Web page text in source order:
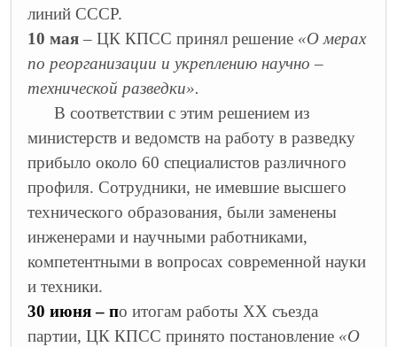
линий СССР.
10 мая – ЦК КПСС принял решение «О мерах
по реорганизации и укреплению научно –
технической разведки».
В соответствии с этим решением из
министерств и ведомств на работу в разведку
прибыло около 60 специалистов различного
профиля. Сотрудники, не имевшие высшего
технического образования, были заменены
инженерами и научными работниками,
компетентными в вопросах современной науки
и техники.
30 июня – по итогам работы ХХ съезда
партии, ЦК КПСС принято постановление «О